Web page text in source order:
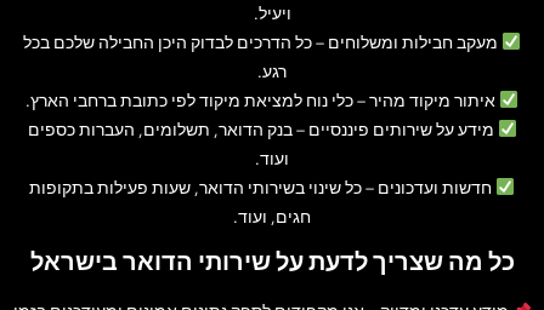
ויעיל.
מעקב חבילות ומשלוחים – כל הדרכים לבדוק היכן החבילה שלכם בכל
רגע.
איתור מיקוד מהיר– כלי נוח למציאת מיקוד לפי כתובת ברחבי הארץ.
מידע על שירותים פיננסיים – בנק הדואר, תשלומים, העברות כספים
ועוד.
חדשות ועדכונים – כל שינוי בשירותי הדואר, שעות פעילות בתקופות
חגים, ועוד.
כל מה שצריך לדעת על שירותי הדואר בישראל